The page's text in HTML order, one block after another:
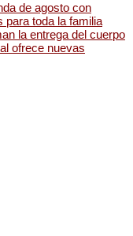
de agosto con
para toda la familia
la entrega del cuerpo
ofrece nuevas